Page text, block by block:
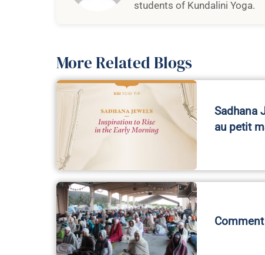
students of Kundalini Yoga.
More Related Blogs
Sadhana
au petit